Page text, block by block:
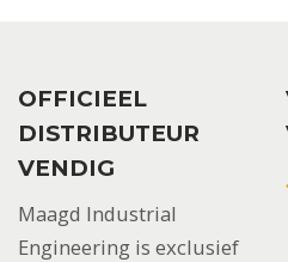
OFFICIEEL
DISTRIBUTEUR
VENDIG
Maagd Industrial
Engineering is exclusief